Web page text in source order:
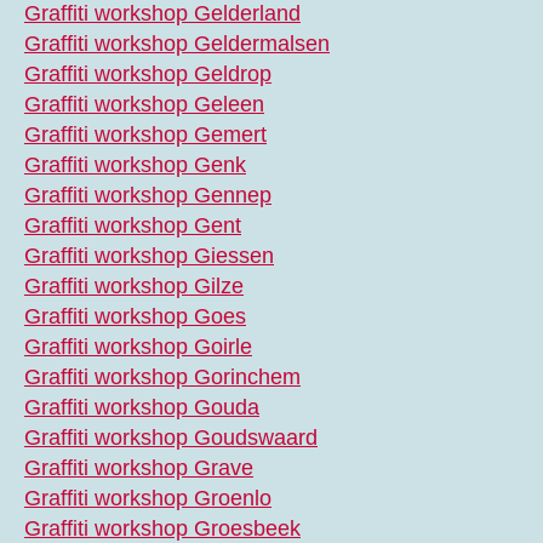
Graffiti workshop Gelderland
Graffiti workshop Geldermalsen
Graffiti workshop Geldrop
Graffiti workshop Geleen
Graffiti workshop Gemert
Graffiti workshop Genk
Graffiti workshop Gennep
Graffiti workshop Gent
Graffiti workshop Giessen
Graffiti workshop Gilze
Graffiti workshop Goes
Graffiti workshop Goirle
Graffiti workshop Gorinchem
Graffiti workshop Gouda
Graffiti workshop Goudswaard
Graffiti workshop Grave
Graffiti workshop Groenlo
Graffiti workshop Groesbeek